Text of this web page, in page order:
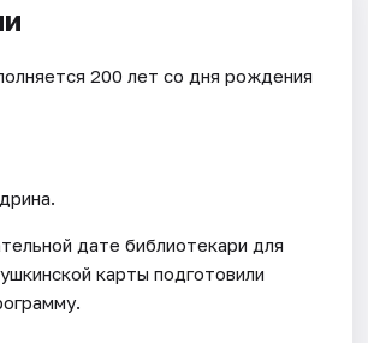
200 лет со дня рождения
дате библиотекари для
карты подготовили